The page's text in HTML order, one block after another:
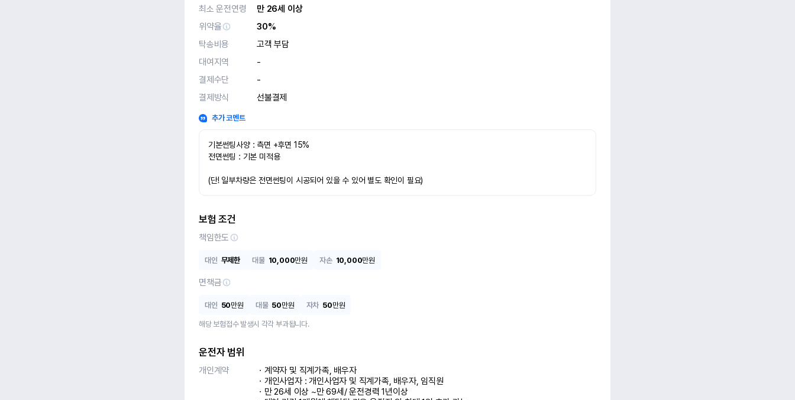
최소 운전연령
만 26세 이상
위약율
30%
탁송비용
고객 부담
대여지역
-
결제수단
-
결제방식
선불결제
추가 코멘트
기본썬팅사양 : 측면 +후면 15%
전면썬팅 : 기본 미적용
(단! 일부차량은 전면썬팅이 시공되어 있을 수 있어 별도 확인이 필요)
보험 조건
책임한도
대인 무제한 대물 10,000만원 자손 10,000만원
면책금
대인 50만원 대물 50만원 자차 50만원
해당 보험접수 발생시 각각 부과됩니다.
운전자 범위
개인계약
ㆍ계약자 및 직계가족, 배우자
ㆍ개인사업자 : 개인사업자 및 직계가족, 배우자, 임직원
ㆍ만 26세 이상 ~만 69세/ 운전경력 1년이상